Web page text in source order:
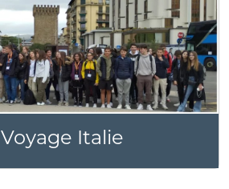
Voyage Italie